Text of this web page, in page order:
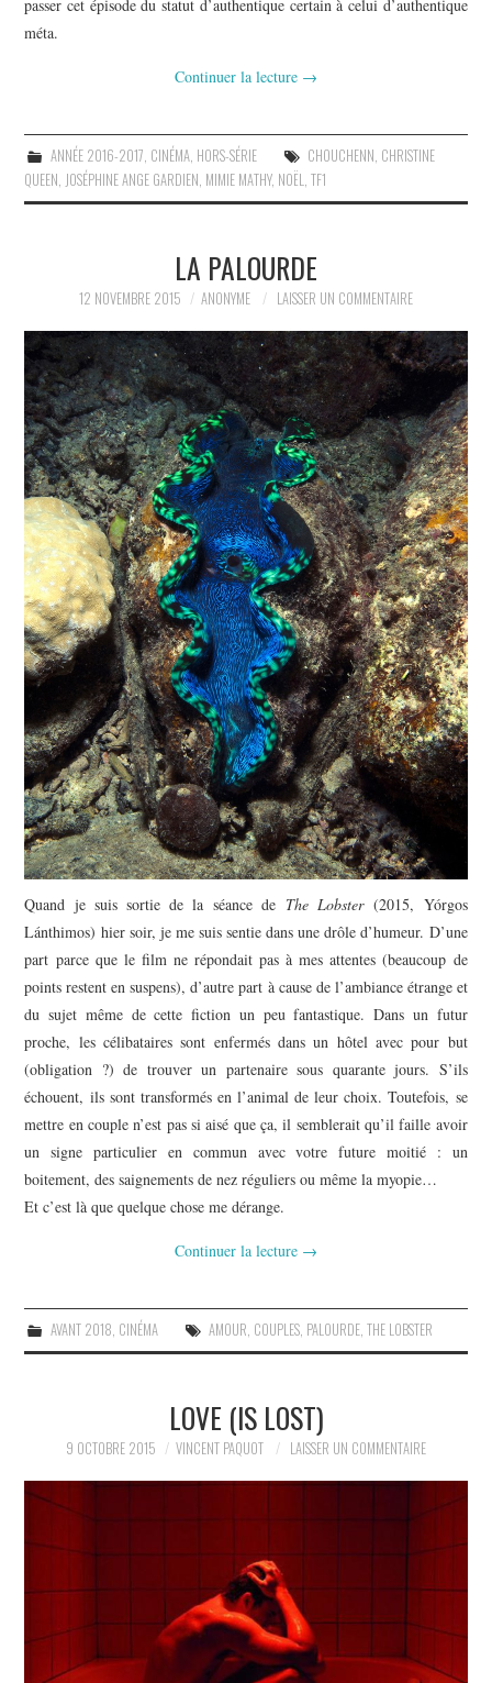
passer cet épisode du statut d’authentique certain à celui d’authentique
méta.
Continuer la lecture →
ANNÉE 2016-2017, CINÉMA, HORS-SÉRIE CHOUCHENN, CHRISTINE
QUEEN, JOSÉPHINE ANGE GARDIEN, MIMIE MATHY, NOËL,TF1
LA PALOURDE
12 NOVEMBRE 2015 ANONYME LAISSER UN COMMENTAIRE
Quand je suis sortie de la séance de The Lobster(2015, Yórgos
Lánthimos) hier soir, je me suis sentie dans une drôle d’humeur. D’une
part parce que le film ne répondait pas à mes attentes (beaucoup de
points restent en suspens), d’autre part à cause de l’ambiance étrange et
du sujet même de cette fiction un peu fantastique. Dans un futur
proche, les célibataires sont enfermés dans un hôtel avec pour but
(obligation ?) de trouver un partenaire sous quarante jours. S’ils
échouent, ils sont transformés en l’animal de leur choix. Toutefois, se
mettre en couple n’est pas si aisé que ça, il semblerait qu’il faille avoir
un signe particulier en commun avec votre future moitié : un
boitement, des saignements de nez réguliers ou même la myopie…
Et c’est là que quelque chose me dérange.
Continuer la lecture →
AVANT 2018, CINÉMA AMOUR, COUPLES, PALOURDE, THE LOBSTER
LOVE (IS LOST)
9 OCTOBRE 2015 VINCENT PAQUOT LAISSER UN COMMENTAIRE